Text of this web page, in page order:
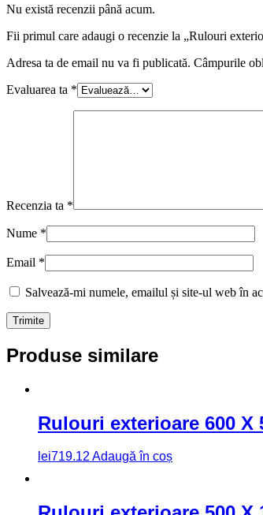
Nu există recenzii până acum.
Fii primul care adaugi o recenzie la „Rulouri
Adresa ta de email nu va fi publicată. Câmpurile
Evaluarea ta *
Recenzia ta *
Nume *
Email *
Salvează-mi numele, emailul și site-ul web în
Produse similare
Rulouri exterioare 600 X
lei719.12Adaugă în coș